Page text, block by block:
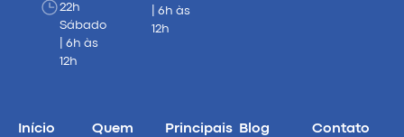
22h
Sábado
| 6h às
12h
| 6h às
12h
Início
Quem
Principais
Blog Contato